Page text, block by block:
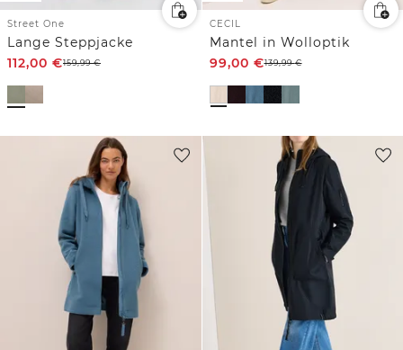
Street One
Lange Steppjacke
112,00 €159,99€
CECIL
Mantel in Wolloptik
99,00 €139,99€